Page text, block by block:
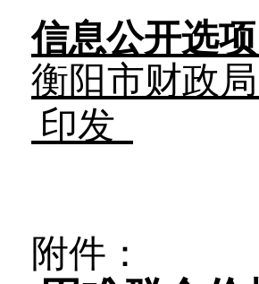
信息公开选
衡阳市财政
印发
附件：